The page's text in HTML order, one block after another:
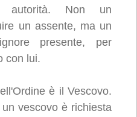
autorità. Non un
un assente, ma un
presente, per
con lui.
è il Vescovo.
vescovo è richiesta